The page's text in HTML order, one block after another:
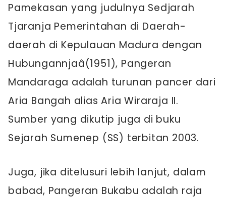
Pamekasan yang judulnya Sedjarah
Tjaranja Pemerintahan di Daerah-
daerah di Kepulauan Madura dengan
Hubungannjaâ(1951), Pangeran
Mandaraga adalah turunan pancer dari
Aria Bangah alias Aria Wiraraja II.
Sumber yang dikutip juga di buku
Sejarah Sumenep (SS) terbitan 2003.
Juga, jika ditelusuri lebih lanjut, dalam
babad, Pangeran Bukabu adalah raja